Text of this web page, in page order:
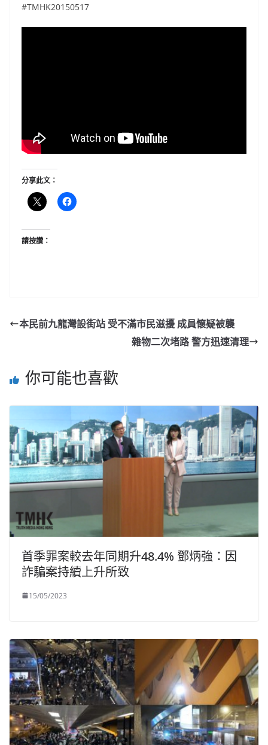
#TMHK20150517
分享此文：
請按讚：
本民前九龍灣設街站 受不滿市民滋擾 成員懷疑被襲
雜物二次堵路 警方迅速清理
你可能也喜歡
首季罪案較去年同期升48.4% 鄧炳強：因
詐騙案持續上升所致
15/05/2023